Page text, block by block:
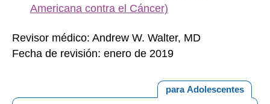
Americana contra el Cáncer)
Revisor médico: Andrew W. Walter, MD
Fecha de revisión: enero de 2019
para Adolescentes